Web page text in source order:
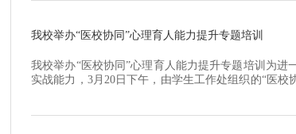
我校举办“医校协同”心理育人能力提升专题培训
我校举办“医校协同”心理育人能力提升专题培训为
实战能力，3月20日下午，由学生工作处组织的“医校